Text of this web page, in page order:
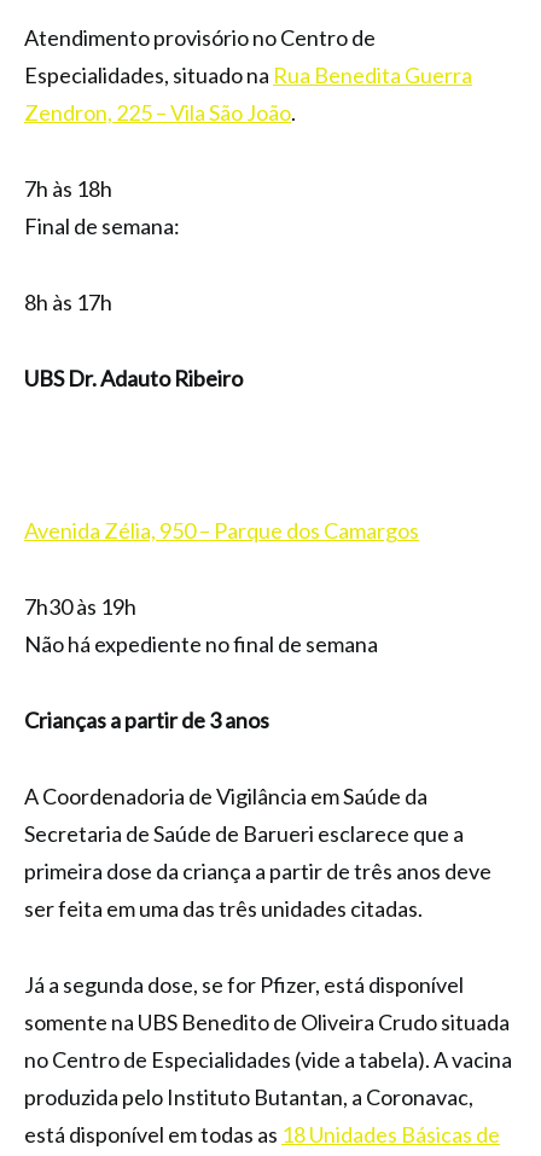
Atendimento provisório no Centro de
Especialidades, situado na Rua Benedita Guerra
Zendron, 225 – Vila São João.
7h às 18h
Final de semana:
8h às 17h
UBS Dr. Adauto Ribeiro
Avenida Zélia, 950 – Parque dos Camargos
7h30 às 19h
Não há expediente no final de semana
Crianças a partir de 3 anos
A Coordenadoria de Vigilância em Saúde da
Secretaria de Saúde de Barueri esclarece que a
primeira dose da criança a partir de três anos deve
ser feita em uma das três unidades citadas.
Já a segunda dose, se for Pfizer, está disponível
somente na UBS Benedito de Oliveira Crudo situada
no Centro de Especialidades (vide a tabela). A vacina
produzida pelo Instituto Butantan, a Coronavac,
está disponível em todas as 18 Unidades Básicas de